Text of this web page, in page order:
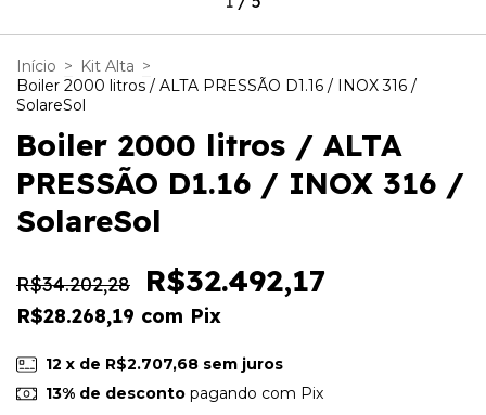
Início > Kit Alta >
Boiler 2000 litros / ALTA PRESSÃO D1.16 / INOX 316 /
SolareSol
Boiler 2000 litros / ALTA
PRESSÃO D1.16 / INOX 316 /
SolareSol
R$34.202,28 R$32.492,17
R$28.268,19 com Pix
12 x de R$2.707,68 sem juros
13% de descontopagando com Pix